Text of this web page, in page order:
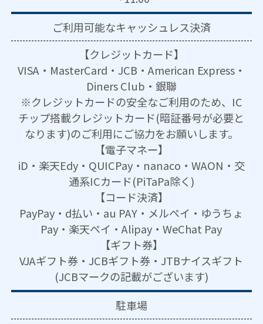
ご利用可能なキャッシュレス決済
【クレジットカード】
VISA・MasterCard・JCB・American Express・
Diners Club・銀聯
※クレジットカードの安全なご利用のため、IC
チップ搭載クレジットカード(暗証番号が必要と
なります)のご利用にご協力をお願いします。
【電子マネー】
iD・楽天Edy・QUICPay・nanaco・WAON・交
通系ICカード(PiTaPa除く)
【コード決済】
PayPay・d払い・au PAY・メルペイ・ゆうちょ
Pay・楽天ペイ・Alipay・WeChat Pay
【ギフト券】
VJAギフト券・JCBギフト券・JTBナイスギフト
(JCBマークの記載がございます)
駐車場